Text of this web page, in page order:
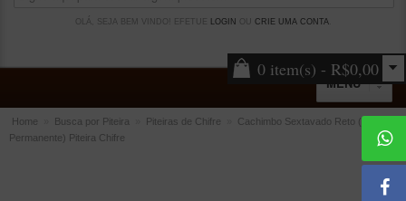
OLÁ, SEJA BEM VINDO! EFETUE LOGIN CRIE UMA CONTA.
0 item(s) - R$0,00
MENU
ACESSÓRIOS
Home Busca por Piteira Piteiras de Chifre
Cachimbo Sextavado Reto (Filtro
Permanente) Piteira Chifre